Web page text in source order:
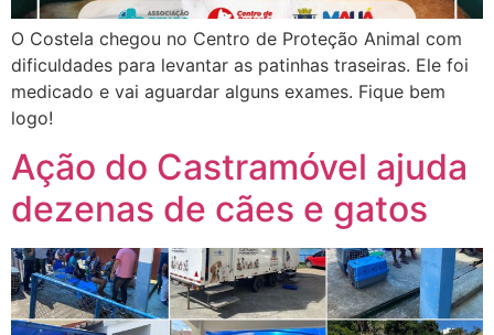
O Costela chegou no Centro de Proteção Animal com
dificuldades para levantar as patinhas traseiras. Ele foi
medicado e vai aguardar alguns exames. Fique bem
logo!
Ação do Castramóvel ajuda
dezenas de cães e gatos